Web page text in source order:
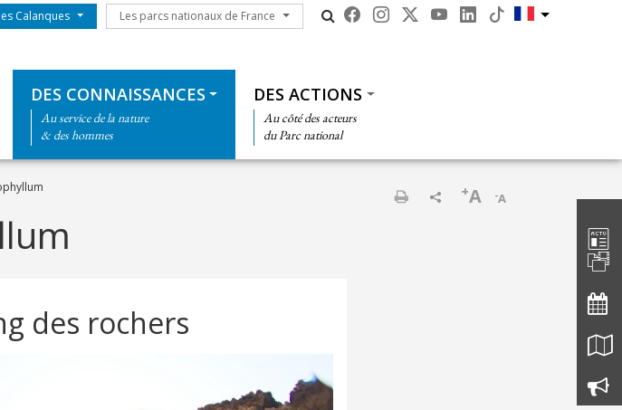
Calanques Les parcs nationaux de France
Les parcs nationaux de France
DES CONNAISSANCES
Au service de la nature
& des hommes
DES ACTIONS
Au côté des acteurs
du Parc national
-A
+A
des rochers